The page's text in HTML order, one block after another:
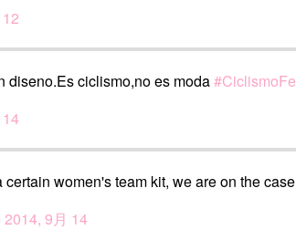
diseno.Es ciclismo,no es moda
women's team kit, we are on the
2014, 9月 14